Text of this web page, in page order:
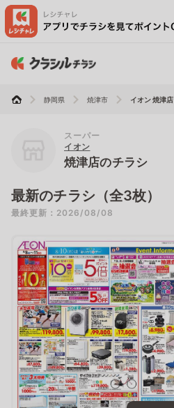
静岡県 焼津市 イオン 焼津店
スーパー
イオン
焼津店のチラシ
最新のチラシ（全3枚）
最終更新：2026/08/08